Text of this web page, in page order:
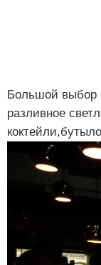
Большой выбор
разливное